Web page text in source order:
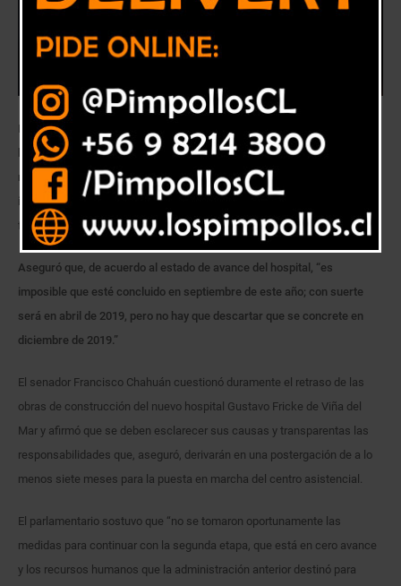
Integrante de la Comisión de Salud de la Cámara Alta pidió clarificar la
brecha funcionaria del recinto hospitalario y qué cargos que se
nombraron durante el gobierno anterior para preparar la
implementación del nuevo centro asistencial finalmente terminaron en
funciones administrativas.
Aseguró que, de acuerdo al estado de avance del hospital, “es
imposible que esté concluido en septiembre de este año; con suerte
será en abril de 2019, pero no hay que descartar que se concrete en
diciembre de 2019.”
El senador Francisco Chahuán cuestionó duramente el retraso de las
obras de construcción del nuevo hospital Gustavo Fricke de Viña del
Mar y afirmó que se deben esclarecer sus causas y transparentas las
responsabilidades que, aseguró, derivarán en una postergación de a lo
menos siete meses para la puesta en marcha del centro asistencial.
El parlamentario sostuvo que “no se tomaron oportunamente las
medidas para continuar con la segunda etapa, que está en cero avance
y los recursos humanos que la administración anterior destinó para